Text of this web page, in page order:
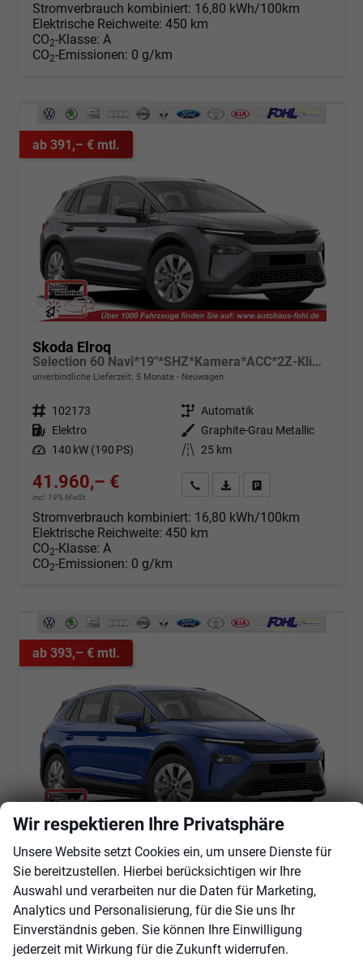
Stromverbrauch kombiniert: 16,80 kWh/100km
Elektrische Reichweite: 450 km
CO2-Klasse: A
CO2-Emissionen: 0 g/km
ab 391,– € mtl.
Skoda Elroq
Selection 60 Navi*19"*SHZ*Kamera*ACC*2Z-Klimaauto*LED
unverbindliche Lieferzeit: 5 Monate Neuwagen
Fahrzeugnr. 102173 Getriebe Automatik
Kraftstoff Elektro Außenfarbe
Graphite-Grau Metallic
Leistung 140 kW (190 PS) Kilometerstand 25 km
41.960,– €
incl. 19% MwSt.
Angebot anfordern
Fahrzeugexpose (PDF)
Stromverbrauch kombiniert: 16,80 kWh/100km
Elektrische Reichweite: 450 km
CO2-Klasse: A
CO2-Emissionen: 0 g/km
ab 393,– € mtl.
Skoda Elroq
unverbindliche Lieferzeit:5 Monate Neuwagen
Fahrzeugnr. Getriebe
Energy-Blau Uni
140 kW (190 PS)
Wir respektieren Ihre Privatsphäre
Unsere Website setzt Cookies ein, um unsere Dienste für
Sie bereitzustellen. Hierbei berücksichtigen wir Ihre
Auswahl und verarbeiten nur die Daten für Marketing,
Analytics und Personalisierung, für die Sie uns Ihr
Einverständnis geben. Sie können Ihre Einwilligung
jederzeit mit Wirkung für die Zukunft widerrufen.